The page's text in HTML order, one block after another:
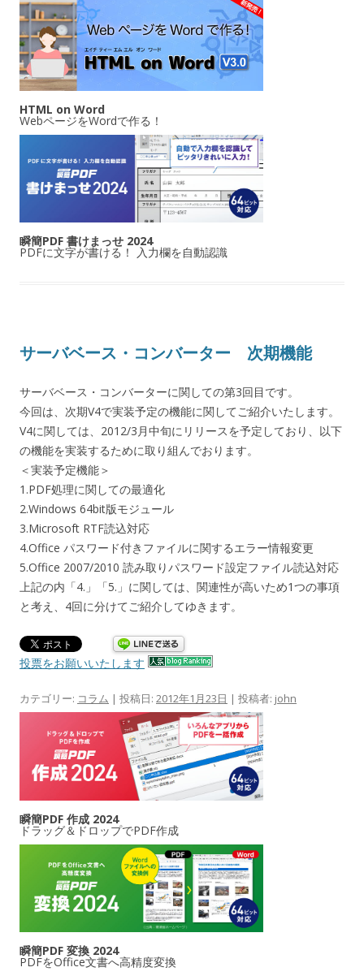
HTML on Word
WebページをWordで作る！
瞬簡PDF 書けまっせ 2024
PDFに文字が書ける！ 入力欄を自動認識
サーバベース・コンバーター 次期機能
サーバベース・コンバーターに関しての第3回目です。
今回は、次期V4で実装予定の機能に関してご紹介いたします。
V4に関しては、2012/3月中旬にリリースを予定しており、以下
の機能を実装するために取り組んでおります。
＜実装予定機能＞
1.PDF処理に関しての最適化
2.Windows 64bit版モジュール
3.Microsoft RTF読込対応
4.Office パスワード付きファイルに関するエラー情報変更
5.Office 2007/2010 読み取りパスワード設定ファイル読込対応
上記の内「4.」「5.」に関しては、関連性が高いため1つの事項
と考え、4回に分けてご紹介してゆきます。
投票をお願いいたします
カテゴリー: コラム | 投稿日: 2012年1月23日 | 投稿者: john
瞬簡PDF 作成 2024
ドラッグ＆ドロップでPDF作成
瞬簡PDF 変換 2024
PDFをOffice文書へ高精度変換